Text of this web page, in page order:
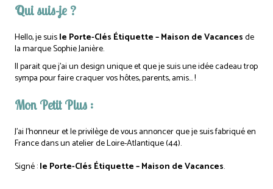
Qui suis-je ?
Hello, je suisle Porte-Clés Étiquette – Maison de Vacancesde
la marque Sophie Janière.
Il parait que j’ai un design unique et que je suis une idée cadeau trop
sympa pour faire craquer vos hôtes, parents, amis… !
Mon Petit Plus :
J’ai l’honneur et le privilège de vous annoncer que je suis fabriqué en
France dans un atelier de Loire-Atlantique (44).
Signé :le Porte-Clés Étiquette – Maison de Vacances.